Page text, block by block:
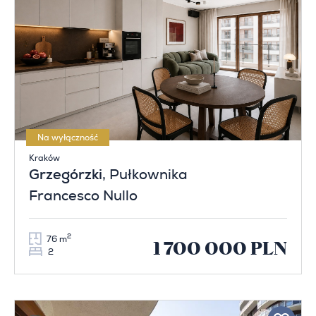
Na wyłączność
Kraków
Grzegórzki, Pułkownika
Francesco Nullo
76 m2
2 1 700 000 PLN